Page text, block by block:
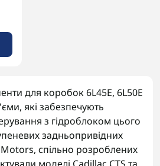
для коробок 6L45E, 6L50E
які забезпечують
з гідроблоком цього
задньопривідних
Motors, спільно розроблених